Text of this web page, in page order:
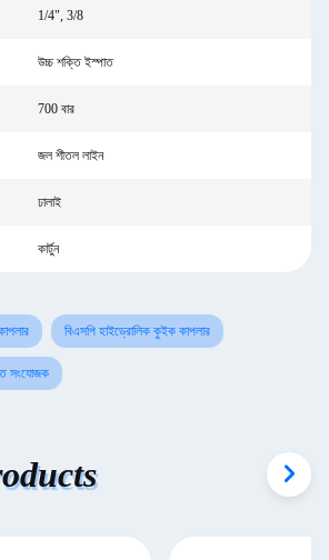
1/4", 3/8
উচ্চ শক্তি ইস্পাত
700 বার
জল শীতল লাইন
ঢালাই
কার্টুন
বিএসপি হাইড্রোলিক কুইক কাপলার
সংযোজক